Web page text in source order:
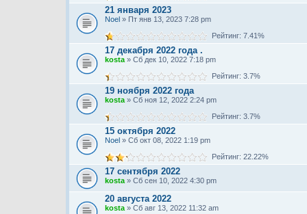
21 января 2023
Noel » Пт янв 13, 2023 7:28 pm
Рейтинг: 7.41%
17 декабря 2022 года .
kosta » Сб дек 10, 2022 7:18 pm
Рейтинг: 3.7%
19 ноября 2022 года
kosta » Сб ноя 12, 2022 2:24 pm
Рейтинг: 3.7%
15 октября 2022
Noel » Сб окт 08, 2022 1:19 pm
Рейтинг: 22.22%
17 сентября 2022
kosta » Сб сен 10, 2022 4:30 pm
20 августа 2022
kosta » Сб авг 13, 2022 11:32 am